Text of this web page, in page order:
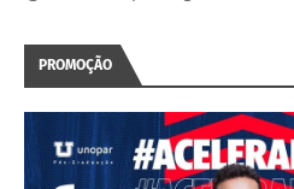
PROMOÇÃO